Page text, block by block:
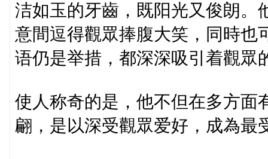
洁如玉的牙齒，既阳光又俊朗。
意間逗得觀眾捧腹大笑，同時也
语仍是举措，都深深吸引着觀眾
使人称奇的是，他不但在多方面
翩，是以深受觀眾爱好，成為最